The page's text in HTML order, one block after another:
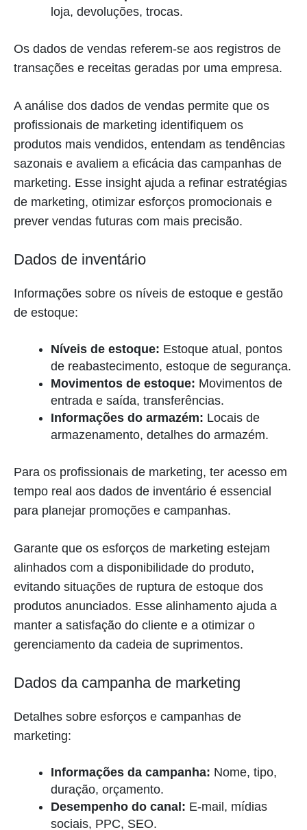
loja, devoluções, trocas.
Os dados de vendas referem-se aos registros de
transações e receitas geradas por uma empresa.
A análise dos dados de vendas permite que os
profissionais de marketing identifiquem os
produtos mais vendidos, entendam as tendências
sazonais e avaliem a eficácia das campanhas de
marketing. Esse insight ajuda a refinar estratégias
de marketing, otimizar esforços promocionais e
prever vendas futuras com mais precisão.
Dados de inventário
Informações sobre os níveis de estoque e gestão
de estoque:
Níveis de estoque: Estoque atual, pontos
de reabastecimento, estoque de segurança.
Movimentos de estoque: Movimentos de
entrada e saída, transferências.
Informações do armazém: Locais de
armazenamento, detalhes do armazém.
Para os profissionais de marketing, ter acesso em
tempo real aos dados de inventário é essencial
para planejar promoções e campanhas.
Garante que os esforços de marketing estejam
alinhados com a disponibilidade do produto,
evitando situações de ruptura de estoque dos
produtos anunciados. Esse alinhamento ajuda a
manter a satisfação do cliente e a otimizar o
gerenciamento da cadeia de suprimentos.
Dados da campanha de marketing
Detalhes sobre esforços e campanhas de
marketing:
Informações da campanha: Nome, tipo,
duração, orçamento.
Desempenho do canal: E-mail, mídias
sociais, PPC, SEO.